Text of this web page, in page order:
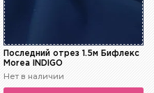
Последний отрез 1.5м Бифлекс
Morea INDIGO
Нет в наличии